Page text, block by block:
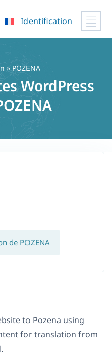
Identification
» POZENA
WordPress
de POZENA
to Pozena using
for translation from